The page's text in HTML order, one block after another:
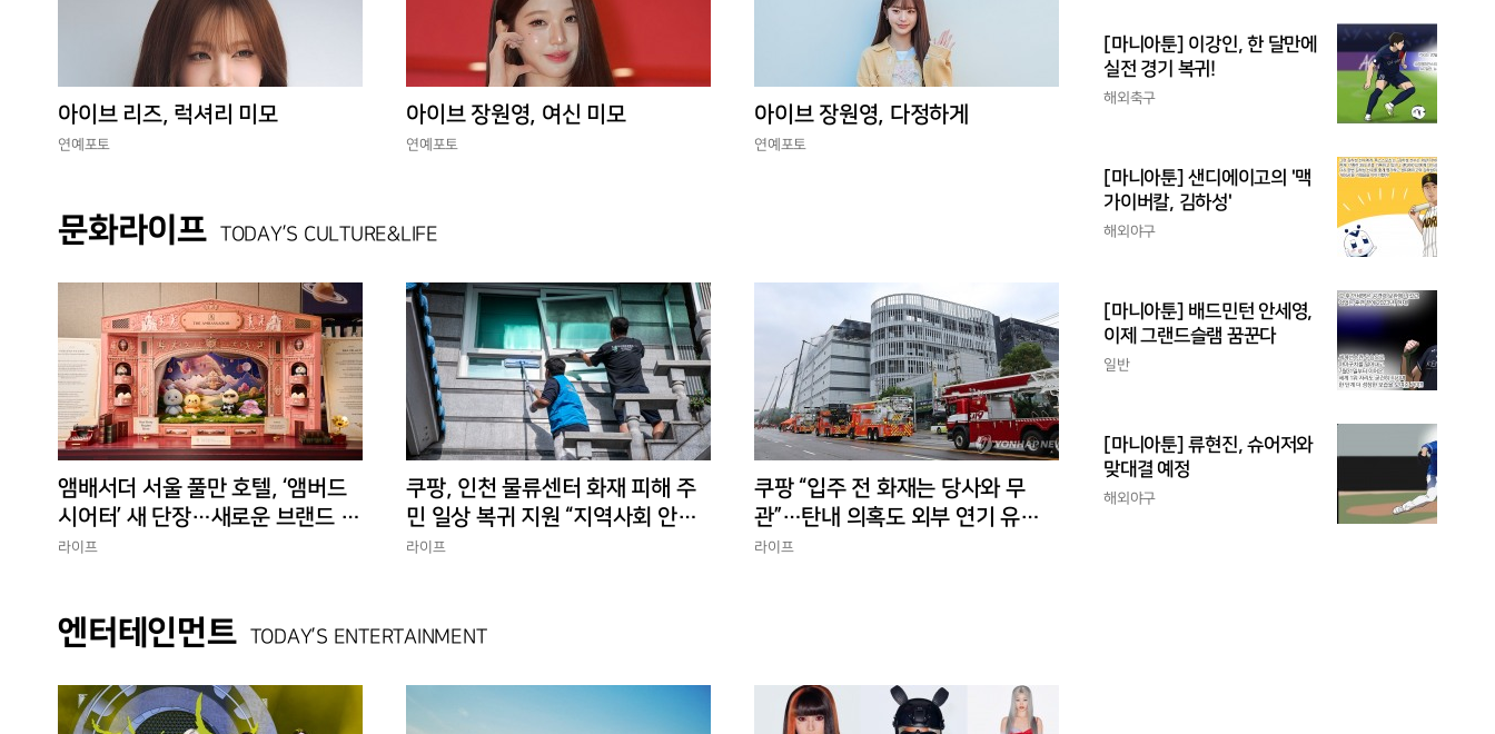
아이브 리즈, 럭셔리 미모
연예포토
아이브 장원영, 여신 미모
연예포토
아이브 장원영, 다정하게
연예포토
문화라이프 TODAY’S CULTURE&LIFE
앰배서더 서울 풀만 호텔, ‘앰버드
시어터’ 새 단장…새로운 브랜드 경
험 선사
라이프
쿠팡, 인천 물류센터 화재 피해 주
민 일상 복귀 지원 “지역사회 안정
에 총력”
라이프
쿠팡 “입주 전 화재는 당사와 무
관”…탄내 의혹도 외부 연기 유입
반박
라이프
엔터테인먼트 TODAY’S ENTERTAINMENT
[마니아툰] 이강인, 한 달만에
실전 경기 복귀!
해외축구
[마니아툰] 샌디에이고의 '맥
가이버칼, 김하성'
해외야구
[마니아툰] 배드민턴 안세영,
이제 그랜드슬램 꿈꾼다
일반
[마니아툰] 류현진, 슈어저와
맞대결 예정
해외야구